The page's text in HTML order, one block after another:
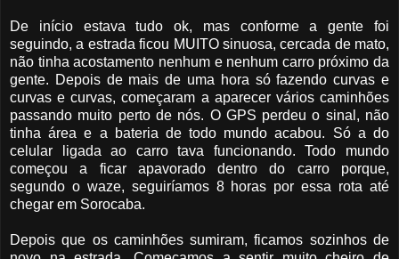
De início estava tudo ok, mas conforme a gente foi
seguindo, a estrada ficou MUITO sinuosa, cercada de mato,
não tinha acostamento nenhum e nenhum carro próximo da
gente. Depois de mais de uma hora só fazendo curvas e
curvas e curvas, começaram a aparecer vários caminhões
passando muito perto de nós. O GPS perdeu o sinal, não
tinha área e a bateria de todo mundo acabou. Só a do
celular ligada ao carro tava funcionando. Todo mundo
começou a ficar apavorado dentro do carro porque,
segundo o waze, seguiríamos 8 horas por essa rota até
chegar em Sorocaba.
Depois que os caminhões sumiram, ficamos sozinhos de